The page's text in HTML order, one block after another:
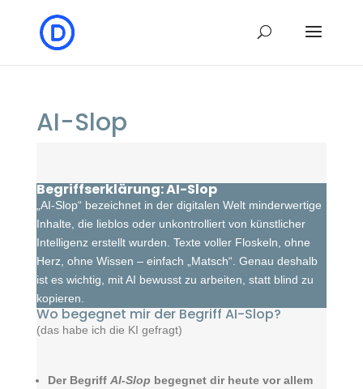
AI-Slop
Begriffserklärung: AI-Slop
„AI-Slop“ bezeichnet in der digitalen Welt minderwertige
Inhalte, die lieblos oder unkontrolliert von künstlicher
Intelligenz erstellt wurden. Texte voller Floskeln, ohne
Herz, ohne Wissen – einfach „Matsch“. Genau deshalb
ist es wichtig, mit AI bewusst zu arbeiten, statt blind zu
kopieren.
Wo begegnet mir der Begriff AI-Slop?
(das habe ich die KI gefragt)
Der Begriff AI‑Slop begegnet dir heute vor allem